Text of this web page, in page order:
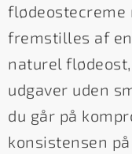
flødeostecreme
fremstilles af
naturel
udgaver uden
du går på
konsistensen